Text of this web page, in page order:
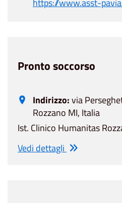
Pronto soccorso
Indirizzo:via
Rozzano MI, Italia
Ist. Clinico Humanitas
Vedi dettagli